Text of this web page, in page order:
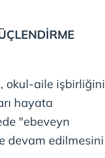
okul-aile işbirliğini
hayata
"ebeveyn
devam edilmesini